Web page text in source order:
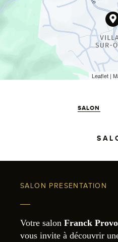
Leaflet |
SALON
SALON PRESENTATION
Votre salon Franck
vous invite à découvrir